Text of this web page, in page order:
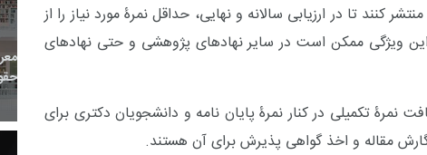
تا در ارزیابی سالانه و نهایی، حداقل نمرۀ مورد نیاز را از
ویژگی ممکن است در سایر نهادهای پژوهشی و حتی نهادهای
نمرۀ تکمیلی در کنار نمرۀ پایان نامه و دانشجویان دکتری برای
مقاله و اخذ گواهی پذیرش برای آن هستند.
20+ 0+ 0+